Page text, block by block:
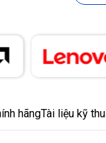
hãngTài liệu kỹ